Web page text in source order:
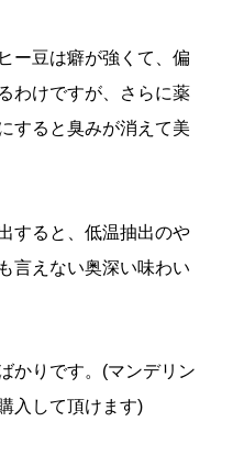
ー豆は癖が強くて、偏
わけですが、さらに薬
すると臭みが消えて美
すると、低温抽出のや
言えない奥深い味わい
かりです。(マンデリン
入して頂けます)